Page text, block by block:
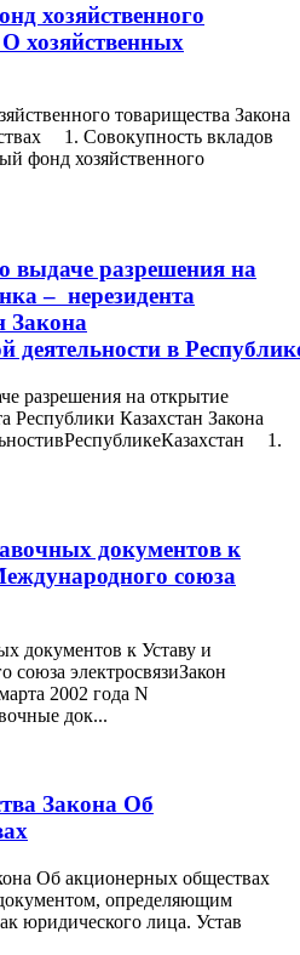
хозяйственного
хозяйственных
товарищества Закона
1. Совокупность вкладов
фонд хозяйственного
выдаче разрешения на
– нерезидента
Закона
деятельности в
разрешения на открытие
Республики Казахстан Закона
1.
документов к
союза
документов к Уставу и
электросвязиЗакон
2002 года N
док...
Закона Об
Об акционерных обществах
определяющим
юридического лица. Устав